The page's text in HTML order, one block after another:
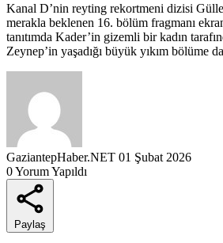
Kanal D’nin reyting rekortmeni dizisi
merakla beklenen 16. bölüm fragmanı
tanıtımda Kader’in gizemli bir kadın
Zeynep’in yaşadığı büyük yıkım bölüme
GaziantepHaber.NET 01 Şubat 2026
0 Yorum Yapıldı
Paylaş